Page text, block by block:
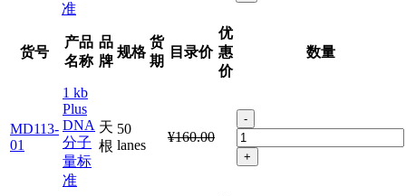
准
货号
产品
名称
品
牌
规格
货
期
目录价
优
惠
价
数量
MD113-
01
1 kb
Plus
DNA
分子
量标
准
天
根
50
lanes
¥160.00
-
+